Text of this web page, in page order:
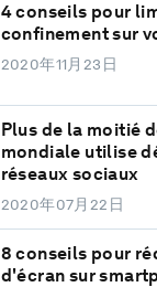
4 conseils pour
confinement sur
2020年11月23日
Plus de la moitié
mondiale utilise
réseaux sociaux
2020年07月22日
8 conseils pour
d'écran sur